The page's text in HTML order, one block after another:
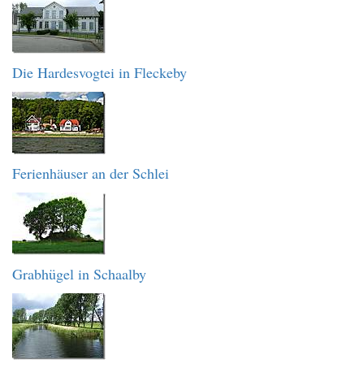
Die Hardesvogtei in Fleckeby
Ferienhäuser an der Schlei
Grabhügel in Schaalby